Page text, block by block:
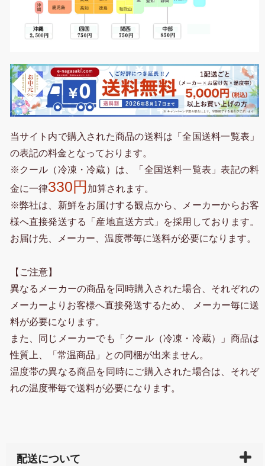
当サイト内で購入された商品の送料は「全国送料一覧表」
の表記の料金となっております。
※クール（冷凍・冷蔵）は、「全国送料一覧表」表記の料
金に一律330円 加算されます。
※弊社は、新鮮をお届けする観点から、メーカーからお客
様へ直接発送する「産地直送方式」を採用しております。
お届け先、メーカー、温度帯毎に送料が必要になります。
【ご注意】
異なるメーカーの商品を同時購入された場合、それぞれの
メーカーよりお客様へ直接発送するため、 メーカー毎に送
料が必要になります。
また、同じメーカーでも「クール（冷凍・冷蔵）」商品は
性質上、「常温商品」との同梱が出来ません。
温度帯の異なる商品を同時にご購入された場合は、それぞ
れの温度帯毎で送料が必要になります。
配送について